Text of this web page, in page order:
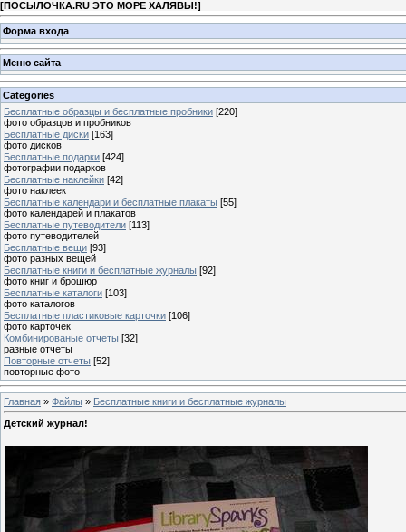
[ПОСЫЛОЧКА.RU ЭТО МОРЕ ХАЛЯВЫ!]
Форма входа
Меню сайта
Categories
Бесплатные образцы и бесплатные пробники [220]
фото образцов и пробников
Бесплатные диски [163]
фото дисков
Бесплатные подарки [424]
фотографии подарков
Бесплатные наклейки [42]
фото наклеек
Бесплатные календари и бесплатные плакаты [55]
фото календарей и плакатов
Бесплатные путеводители [113]
фото путеводителей
Бесплатные вещи [93]
фото разных вещей
Бесплатные книги и бесплатные журналы [92]
фото книг и брошюр
Бесплатные каталоги [103]
фото каталогов
Бесплатные пластиковые карточки [106]
фото карточек
Комбинированые отчеты [32]
разные отчеты
Повторные отчеты [52]
повторные фото
Главная » Файлы » Бесплатные книги и бесплатные журналы
Детский журнал!